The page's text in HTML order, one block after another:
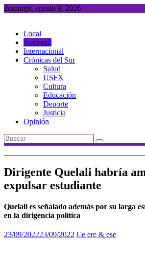
Saltar
domingo, agosto 9, 2026
Local
Nacional
Internacional
Crónicas del Sur
Salud
USFX
Cultura
Educación
Deporte
Justicia
Opinión
Dirigente Quelali habría
expulsar estudiante
Quelali es señalado además por su larga
en la dirigencia política
23/09/202223/09/2022 Ce ere & ese